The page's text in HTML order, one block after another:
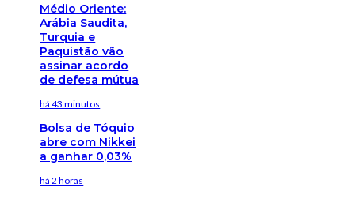
Médio Oriente:
Arábia Saudita,
Turquia e
Paquistão vão
assinar acordo
de defesa mútua
há 43 minutos
Bolsa de Tóquio
abre com Nikkei
a ganhar 0,03%
há 2 horas